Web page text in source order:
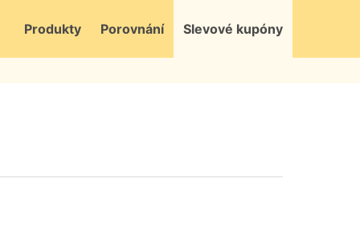
Produkty Porovnání Slevové kupóny